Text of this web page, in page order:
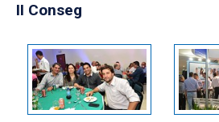
Seguros
do
Estado
de
Pernambuco
II Conseg